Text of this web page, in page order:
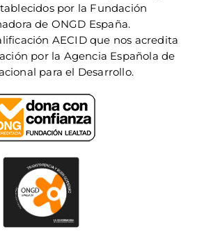
por la Fundación
de ONGD España.
AECID que nos acredita
por la Agencia Española de
para el Desarrollo.